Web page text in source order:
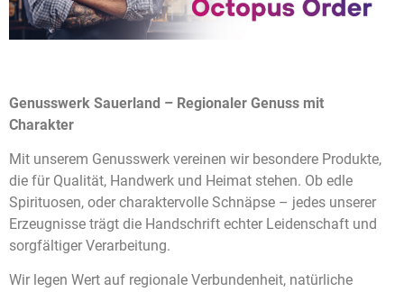
Genusswerk Sauerland – Regionaler Genuss mit
Charakter
Mit unserem Genusswerk vereinen wir besondere Produkte,
die für Qualität, Handwerk und Heimat stehen. Ob edle
Spirituosen, oder charaktervolle Schnäpse – jedes unserer
Erzeugnisse trägt die Handschrift echter Leidenschaft und
sorgfältiger Verarbeitung.
Wir legen Wert auf regionale Verbundenheit, natürliche